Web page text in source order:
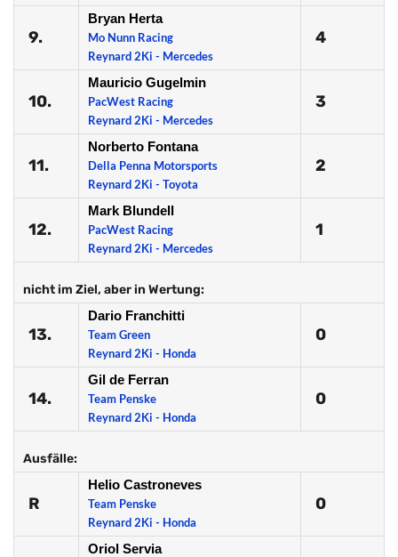
9.
Bryan Herta
Mo Nunn Racing
Reynard 2Ki - Mercedes
4
10.
Mauricio Gugelmin
PacWest Racing
Reynard 2Ki - Mercedes
3
11.
Norberto Fontana
Della Penna Motorsports
Reynard 2Ki - Toyota
2
12.
Mark Blundell
PacWest Racing
Reynard 2Ki - Mercedes
1
nicht im Ziel, aber in Wertung:
13.
Dario Franchitti
Team Green
Reynard 2Ki - Honda
0
14.
Gil de Ferran
Team Penske
Reynard 2Ki - Honda
0
Ausfälle:
R
Helio Castroneves
Team Penske
Reynard 2Ki - Honda
0
Oriol Servia